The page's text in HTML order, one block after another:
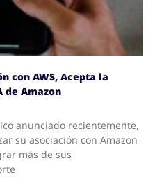
con AWS, Acepta la
de Amazon
anunciado recientemente,
su asociación con Amazon
más de sus